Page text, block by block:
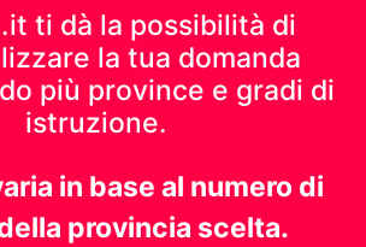
ti dà la possibilità di
la tua domanda
più province e gradi di
istruzione.
in base al numero di
provincia scelta.